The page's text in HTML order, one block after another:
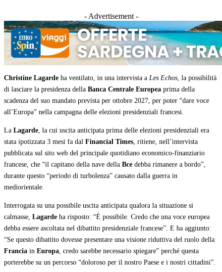
- Advertisement -
Christine Lagarde ha ventilato, in una intervista a Les Echos, la possibilità
di lasciare la presidenza della Banca Centrale Europea prima della
scadenza del suo mandato prevista per ottobre 2027, per poter “dare voce
all’Europa” nella campagna delle elezioni presidenziali francesi.
La Lagarde, la cui uscita anticipata prima delle elezioni presidenziali era
stata ipotizzata 3 mesi fa dal Financial Times, ritiene, nell’intervista
pubblicata sul sito web del principale quotidiano economico-finanziario
francese, che “il capitano della nave della Bce debba rimanere a bordo”,
durante questo “periodo di turbolenza” causato dalla guerra in
mediorientale.
Interrogata su una possibile uscita anticipata qualora la situazione si
calmasse, Lagarde ha risposto: “È possibile. Credo che una voce europea
debba essere ascoltata nel dibattito presidenziale francese”. E ha aggiunto:
“Se questo dibattito dovesse presentare una visione riduttiva del ruolo della
Francia in Europa, credo sarebbe necessario spiegare” perché questa
porterebbe su un percorso “doloroso per il nostro Paese e i nostri cittadini”.